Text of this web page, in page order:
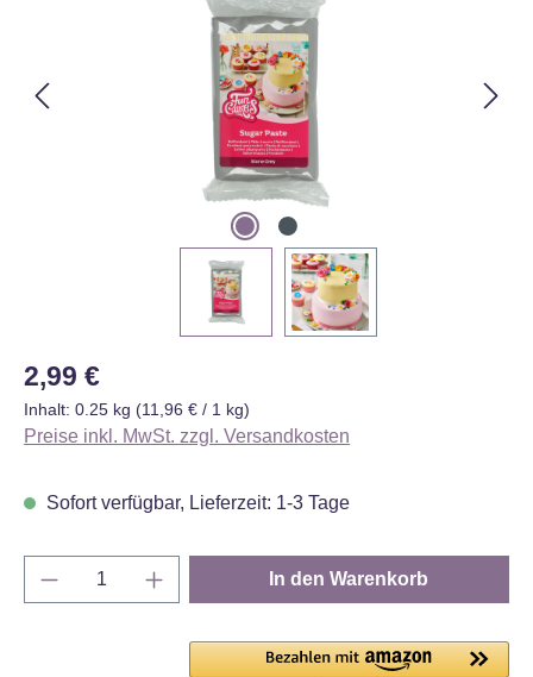
Regulärer Preis:
2,99 €
Inhalt: 0.25 kg (11,96 € / 1 kg)
Preise inkl. MwSt. zzgl. Versandkosten
Sofort verfügbar, Lieferzeit: 1-3 Tage
Produkt Anzahl: Gib den gewünschten
In den Warenkorb